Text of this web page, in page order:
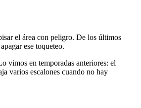
el área con peligro. De los últimos
ese toqueteo.
vimos en temporadas anteriores: el
varios escalones cuando no hay